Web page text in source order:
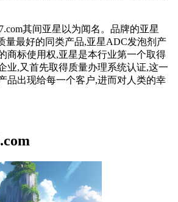
其间亚星以为闻名。品牌的亚星
量最好的同类产品,亚星ADC发泡剂产
商标使用权,亚星是本行业第一个取得
业,又首先取得质量办理系统认证,这一
品出现给每一个客户,进而对人类的幸